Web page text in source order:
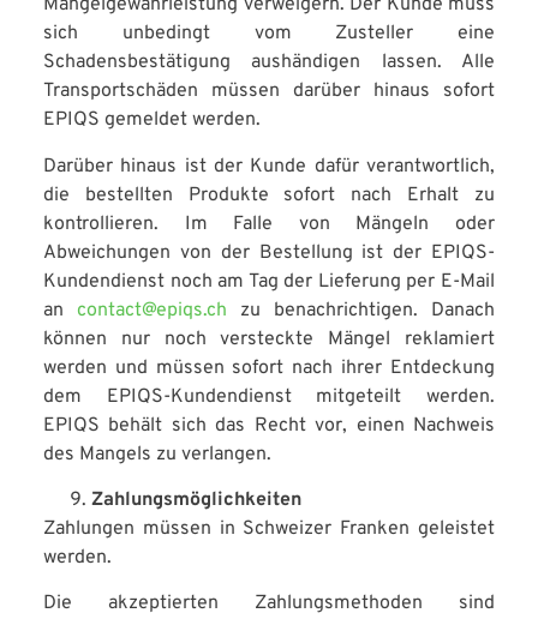
Mängelgewährleistung verweigern. Der Kunde muss
sich unbedingt vom Zusteller eine
Schadensbestätigung aushändigen lassen. Alle
Transportschäden müssen darüber hinaus sofort
EPIQS gemeldet werden.
Darüber hinaus ist der Kunde dafür verantwortlich,
die bestellten Produkte sofort nach Erhalt zu
kontrollieren. Im Falle von Mängeln oder
Abweichungen von der Bestellung ist der EPIQS-
Kundendienst noch am Tag der Lieferung per E-Mail
an contact@epiqs.ch zu benachrichtigen. Danach
können nur noch versteckte Mängel reklamiert
werden und müssen sofort nach ihrer Entdeckung
dem EPIQS-Kundendienst mitgeteilt werden.
EPIQS behält sich das Recht vor, einen Nachweis
des Mangels zu verlangen.
Zahlungsmöglichkeiten
Zahlungen müssen in Schweizer Franken geleistet
werden.
Die akzeptierten Zahlungsmethoden sind